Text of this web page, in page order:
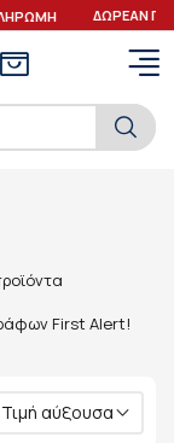
ΔΩΡΕΑΝ
First Alert!
Τιμή αύξουσα